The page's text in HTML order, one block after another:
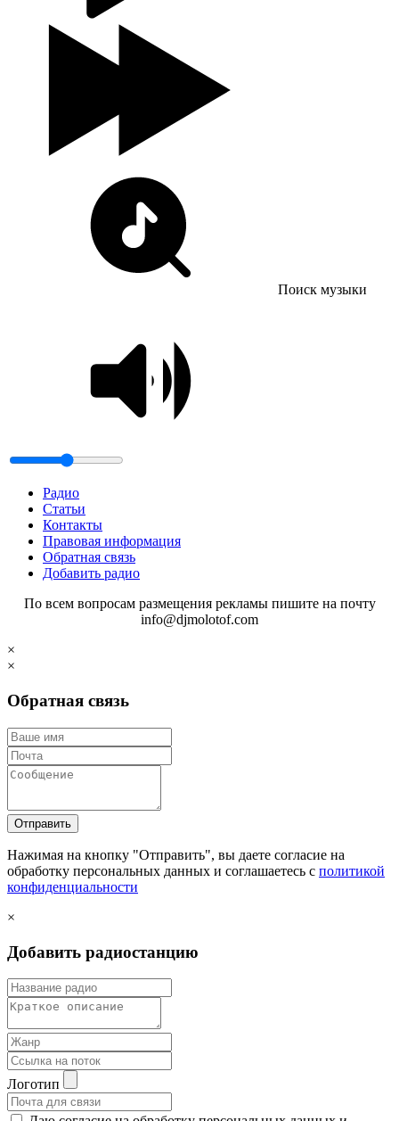
Поиск музыки
Радио
Статьи
Контакты
Правовая информация
Обратная связь
Добавить радио
По всем вопросам размещения рекламы пишите на почту
info@djmolotof.com
×
×
Обратная связь
Отправить
Нажимая на кнопку "Отправить", вы даете согласие на
обработку персональных данных и соглашаетесь c политикой
конфиденциальности
×
Добавить радиостанцию
Логотип